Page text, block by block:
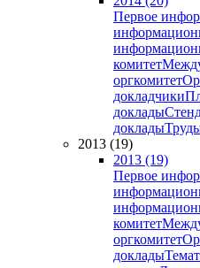
Первое
комитет
оргкомитет
докладчики
доклады
доклады
2013 (19)
2013 (19)
Первое
комитет
оргкомитет
доклады